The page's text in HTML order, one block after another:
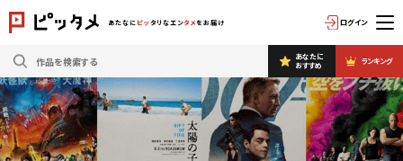
あたなに ピッ タリなエンタメをお届け ログイン
あなたに
おすすめ
ランキング